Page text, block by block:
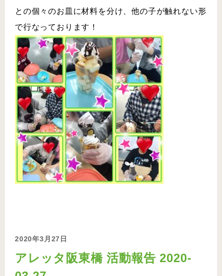
との個々のお皿に材料を分け、他の子が触れない形
で行なっております！
2020年3月27日
アレッタ阪東橋 活動報告 2020-